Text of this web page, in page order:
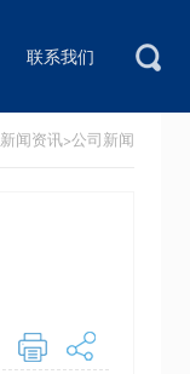
联系我们
新闻资讯>公司新闻